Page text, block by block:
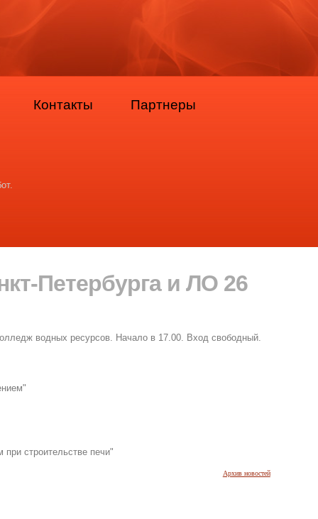
Петербурга и ЛО 26
водных ресурсов. Начало в 17.00. Вход свободный.
строительстве печи"
Архив новостей
Контакты Партнеры